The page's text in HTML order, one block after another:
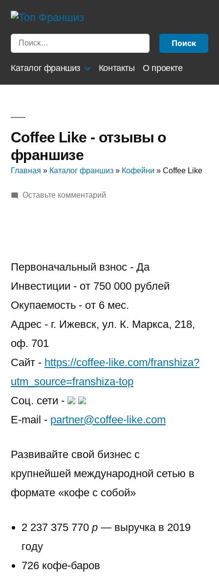
Перейти
содержимому
Найти:
Каталог франшиз Контакты О проекте
Coffee Like - отзывы о
франшизе
Главная » Каталог франшиз » Кофейни » Coffee Like
Оставьте комментарийк
Первоначальный взнос - Да
Инвестиции - от 750 000 рублей
Окупаемость - от 6 мес.
Адрес - г. Ижевск, ул. К. Маркса, 218,
оф. 701
Сайт - https://coffee-like.com/franshiza?
utm_source=franshiza-top
Соц. сети -
E-mail - partner@coffee-like.com
Развивайте свой бизнес с
крупнейшей международной сетью в
формате «кофе с собой»
2 237 375 770 р — выручка в 2019
году
726 кофе-баров